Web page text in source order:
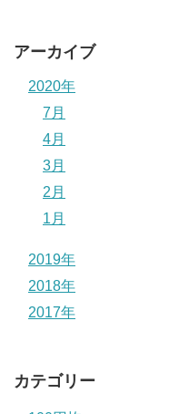
アーカイブ
2020年
7月
4月
3月
2月
1月
2019年
2018年
2017年
カテゴリー